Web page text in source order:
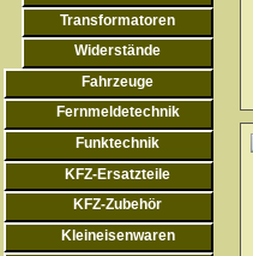
Transformatoren
Widerstände
Fahrzeuge
Fernmeldetechnik
Funktechnik
KFZ-Ersatzteile
KFZ-Zubehör
Kleineisenwaren